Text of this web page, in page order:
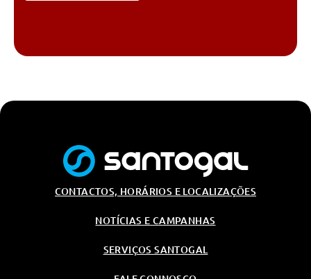
CONTACTOS, HORÁRIOS E LOCALIZAÇÕES
NOTÍCIAS E CAMPANHAS
SERVIÇOS SANTOGAL